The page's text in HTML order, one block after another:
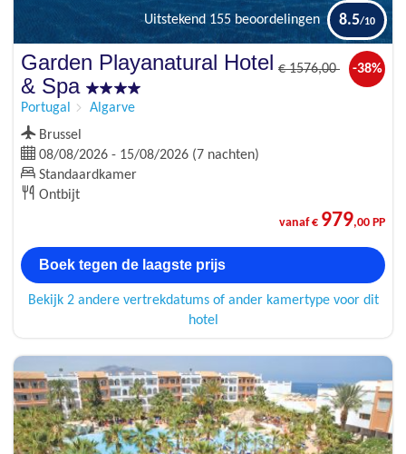
Uitstekend 155 beoordelingen 8.5
Garden Playanatural Hotel
& Spa
Portugal Algarve
€1576,00 -38%
Brussel
08/08/2026 - 15/08/2026 (7 nachten)
Standaardkamer
Ontbijt
vanaf € 979,00 PP
Boek tegen de laagste prijs
Bekijk 2 andere vertrekdatums of ander kamertype voor dit
hotel